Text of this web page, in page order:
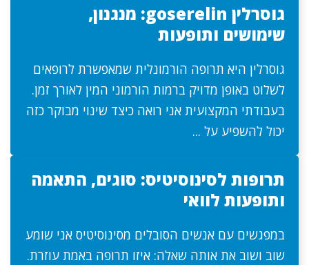
גוסרלין goserelin: מנגנון,
שימושים ותופעות
גוסרלין היא תרופה הורמונלית שמאפשרת לרופאים
לשלוט באופן מדויק ברמות הורמוני המין לאורך זמן.
בעבודתי המקצועית אני רואה כיצד שינוי מבוקר כזה
יכול להשפיע על ...
תרופות לסינוסיטיס: סוגים, התאמה
ותופעות לוואי
במפגשים עם אנשים הסובלים מסינוסיטיס אני שומע
שוב ושוב את אותה שאלה: איזו תרופה באמת עוזרת.